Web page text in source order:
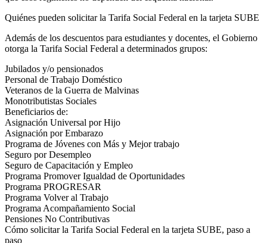
Quiénes pueden solicitar la Tarifa Social Federal en la tarjeta SUBE
Además de los descuentos para estudiantes y docentes, el Gobierno
otorga la Tarifa Social Federal a determinados grupos:
Jubilados y/o pensionados
Personal de Trabajo Doméstico
Veteranos de la Guerra de Malvinas
Monotributistas Sociales
Beneficiarios de:
Asignación Universal por Hijo
Asignación por Embarazo
Programa de Jóvenes con Más y Mejor trabajo
Seguro por Desempleo
Seguro de Capacitación y Empleo
Programa Promover Igualdad de Oportunidades
Programa PROGRESAR
Programa Volver al Trabajo
Programa Acompañamiento Social
Pensiones No Contributivas
Cómo solicitar la Tarifa Social Federal en la tarjeta SUBE, paso a
paso